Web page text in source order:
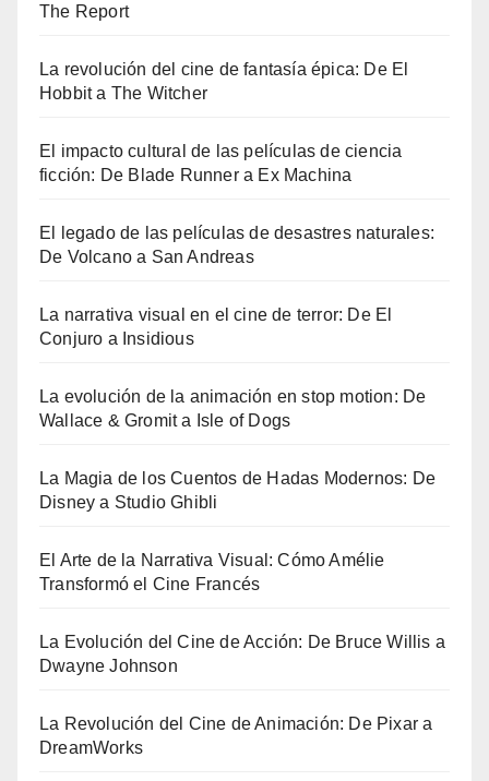
The Report
La revolución del cine de fantasía épica: De El
Hobbit a The Witcher
El impacto cultural de las películas de ciencia
ficción: De Blade Runner a Ex Machina
El legado de las películas de desastres naturales:
De Volcano a San Andreas
La narrativa visual en el cine de terror: De El
Conjuro a Insidious
La evolución de la animación en stop motion: De
Wallace & Gromit a Isle of Dogs
La Magia de los Cuentos de Hadas Modernos: De
Disney a Studio Ghibli
El Arte de la Narrativa Visual: Cómo Amélie
Transformó el Cine Francés
La Evolución del Cine de Acción: De Bruce Willis a
Dwayne Johnson
La Revolución del Cine de Animación: De Pixar a
DreamWorks